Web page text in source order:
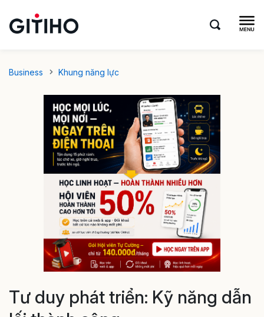
Business Khung năng lực
Tư duy phát triển: Kỹ năng dẫn